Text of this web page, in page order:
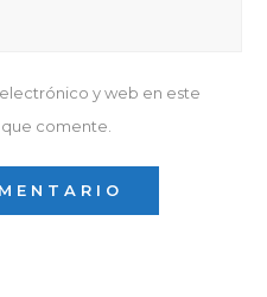
y web en este
comente.